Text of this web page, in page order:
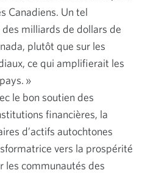
Canadiens. Un tel
milliards de dollars de
plutôt que sur les
ce qui amplifierait les
»
le bon soutien des
financières, la
d’actifs autochtones
vers la prospérité
les communautés des